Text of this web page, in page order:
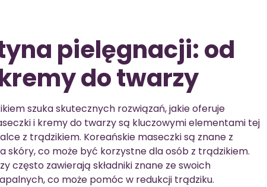
pielęgnacji: od
do twarzy
szuka skutecznych rozwiązań, jakie oferuje
i kremy do twarzy są kluczowymi elementami tej
z trądzikiem. Koreańskie maseczki są znane z
skóry, co może być korzystne dla osób z trądzikiem.
często zawierają składniki znane ze swoich
co może pomóc w redukcji trądziku.